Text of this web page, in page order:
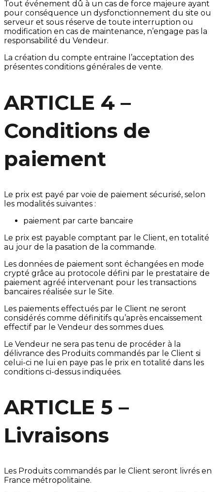
Tout événement dû à un cas de force majeure ayant
pour conséquence un dysfonctionnement du site ou
serveur et sous réserve de toute interruption ou
modification en cas de maintenance, n’engage pas la
responsabilité du Vendeur.
La création du compte entraine l’acceptation des
présentes conditions générales de vente.
ARTICLE 4 –
Conditions de
paiement
Le prix est payé par voie de paiement sécurisé, selon
les modalités suivantes :
paiement par carte bancaire
Le prix est payable comptant par le Client, en totalité
au jour de la pasation de la commande.
Les données de paiement sont échangées en mode
crypté grâce au protocole défini par le prestataire de
paiement agréé intervenant pour les transactions
bancaires réalisée sur le Site.
Les paiements effectués par le Client ne seront
considérés comme définitifs qu’après encaissement
effectif par le Vendeur des sommes dues.
Le Vendeur ne sera pas tenu de procéder à la
délivrance des Produits commandés par le Client si
celui-ci ne lui en paye pas le prix en totalité dans les
conditions ci-dessus indiquées.
ARTICLE 5 –
Livraisons
Les Produits commandés par le Client seront livrés en
France métropolitaine.